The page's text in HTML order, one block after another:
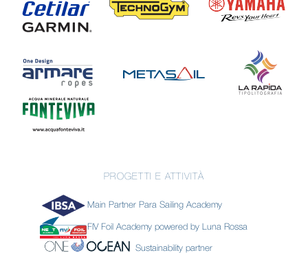
PROGETTI E ATTIVITÀ
Main Partner Para Sailing Academy
FIV Foil Academy powered by Luna Rossa
Sustainability partner